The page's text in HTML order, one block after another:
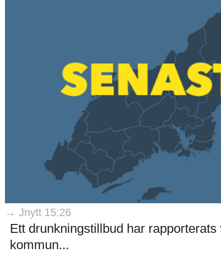
→ Jnytt 15:26
Ett drunkningstillbud har
kommun...